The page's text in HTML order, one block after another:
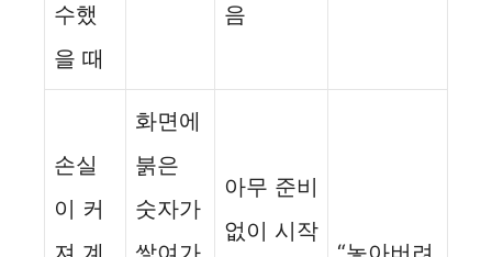
수했
을 때
음
손실
이 커
화면에
붉은
숫자가
아무 준비
없이 시작